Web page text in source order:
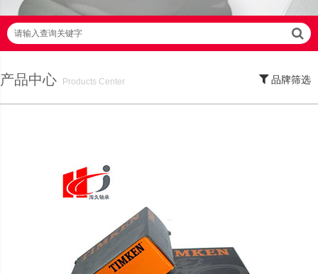
请输入查询关键字
产品中心
Products Center
品牌筛选